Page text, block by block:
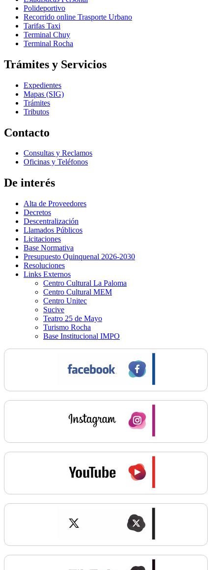
Polideportivo
Recorrido online Trasporte Urbano
Tarifas Taxi
Terminal Chuy
Terminal Rocha
Trámites y Servicios
Expedientes
Mapas (SIG)
Trámites
Tributos
Contacto
Consultas y Reclamos
Oficinas y Teléfonos
De interés
Alta de Proveedores
Decretos
Descentralización
Llamados Públicos
Licitaciones
Base Normativa
Presupuesto Quinquenal 2026-2030
Resoluciones
Links Externos
Centro Cultural La Paloma
Centro Cultural MEM
Centro Unitec
Sucive
Teatro 25 de Mayo
Turismo Rocha
Base Institucional IMPO